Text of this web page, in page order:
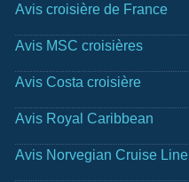
Avis croisière de France
Avis MSC croisières
Avis Costa croisière
Avis Royal Caribbean
Avis Norvegian Cruise Line